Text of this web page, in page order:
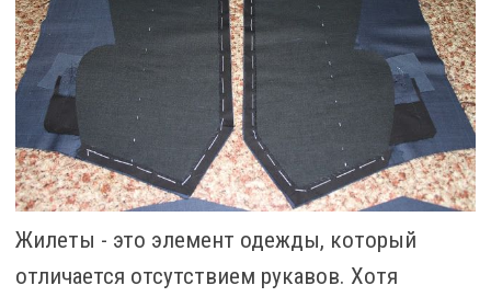
Жилеты - это элемент одежды, который
отличается отсутствием рукавов. Хотя